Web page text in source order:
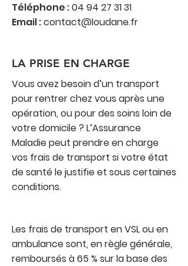
Téléphone :04 94 27 31 31
Email :contact@loudane.fr
LA PRISE EN CHARGE
Vous avez besoin d’un transport
pour rentrer chez vous après une
opération, ou pour des soins loin de
votre domicile ? L’Assurance
Maladie peut prendre en charge
vos frais de transport si votre état
de santé le justifie et sous certaines
conditions.
Les frais de transport en VSL ou en
ambulance sont, en règle générale,
remboursés à 65 % sur la base des